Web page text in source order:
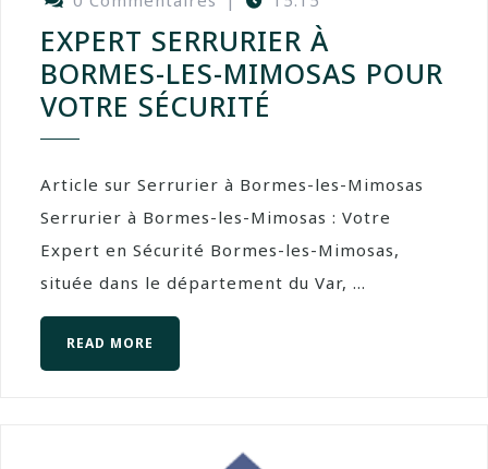
EXPERT SERRURIER À
BORMES-LES-MIMOSAS POUR
VOTRE SÉCURITÉ
Article sur Serrurier à Bormes-les-Mimosas
Serrurier à Bormes-les-Mimosas : Votre
Expert en Sécurité Bormes-les-Mimosas,
située dans le département du Var, ...
READ MORE